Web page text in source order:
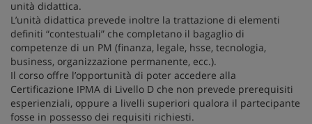
unità didattica.
L’unità didattica prevede inoltre la trattazione di elementi
definiti “contestuali” che completano il bagaglio di
competenze di un PM (finanza, legale, hsse, tecnologia,
business, organizzazione permanente, ecc.).
Il corso offre l’opportunità di poter accedere alla
Certificazione IPMA di Livello D che non prevede prerequisiti
esperienziali, oppure a livelli superiori qualora il partecipante
fosse in possesso dei requisiti richiesti.